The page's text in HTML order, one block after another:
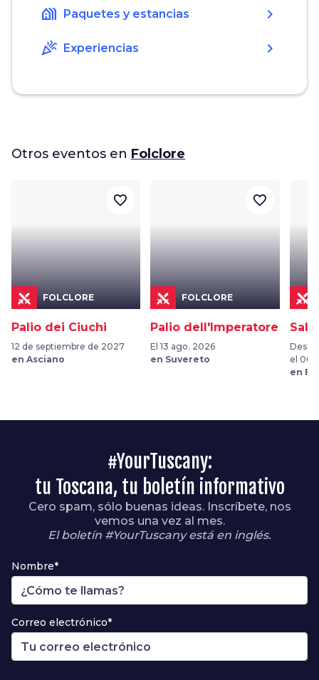
holiday_village Paquetes y estancias chevron_right
celebration Experiencias chevron_right
Otros eventos en Folclore
FOLCLORE
Palio dei Ciuchi
12 de septiembre de 2027
en Asciano
favorite_border
FOLCLORE
Palio dell'Imperatore
El 13 ago. 2026
en Suvereto
favorite_border
el 06
en
#YourTuscany:
tu Toscana, tu boletín informativo
Cero spam, sólo buenas ideas. Inscríbete, nos
vemos una vez al mes.
El boletín #YourTuscany está en inglés.
Nombre*
Correo electrónico*